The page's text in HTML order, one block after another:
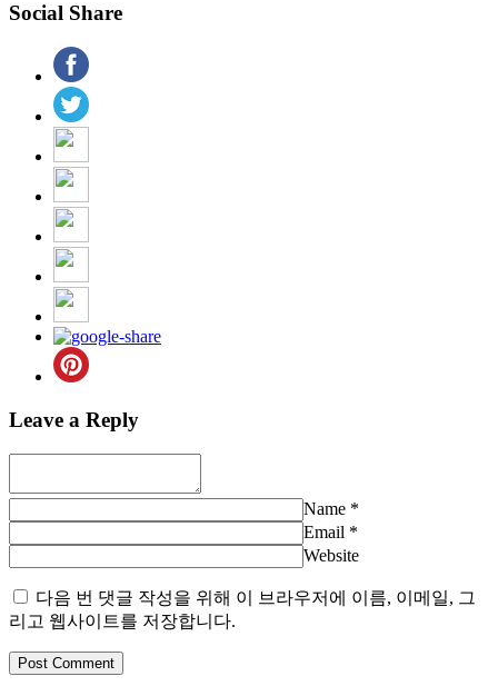
Social Share
Leave a Reply
Name *
Email *
Website
다음 번 댓글 작성을 위해 이 브라우저에 이름, 이메일, 그
리고 웹사이트를 저장합니다.